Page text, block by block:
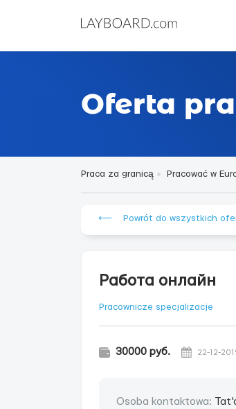
Oferta
Praca za granicą Pracować w
⟵ Powrót do wszystkich
Работа онлайн
Pracownicze specjalizacje
30000 руб. 22-12-
Osoba kontaktowa: